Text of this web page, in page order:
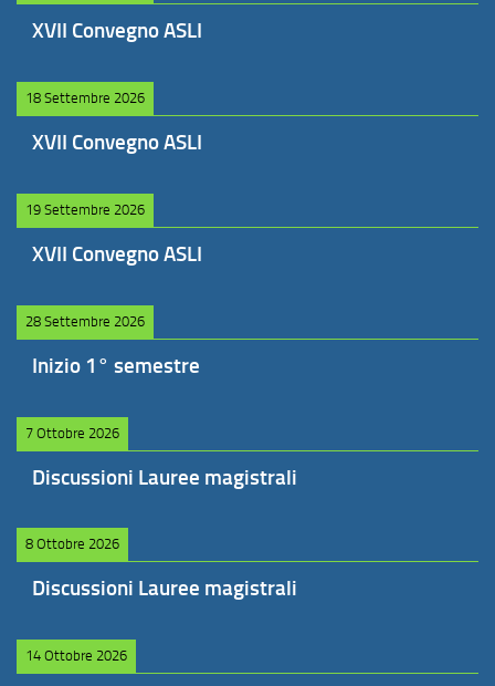
XVII Convegno ASLI
18 Settembre 2026
XVII Convegno ASLI
19 Settembre 2026
XVII Convegno ASLI
28 Settembre 2026
Inizio 1° semestre
7 Ottobre 2026
Discussioni Lauree magistrali
8 Ottobre 2026
Discussioni Lauree magistrali
14 Ottobre 2026